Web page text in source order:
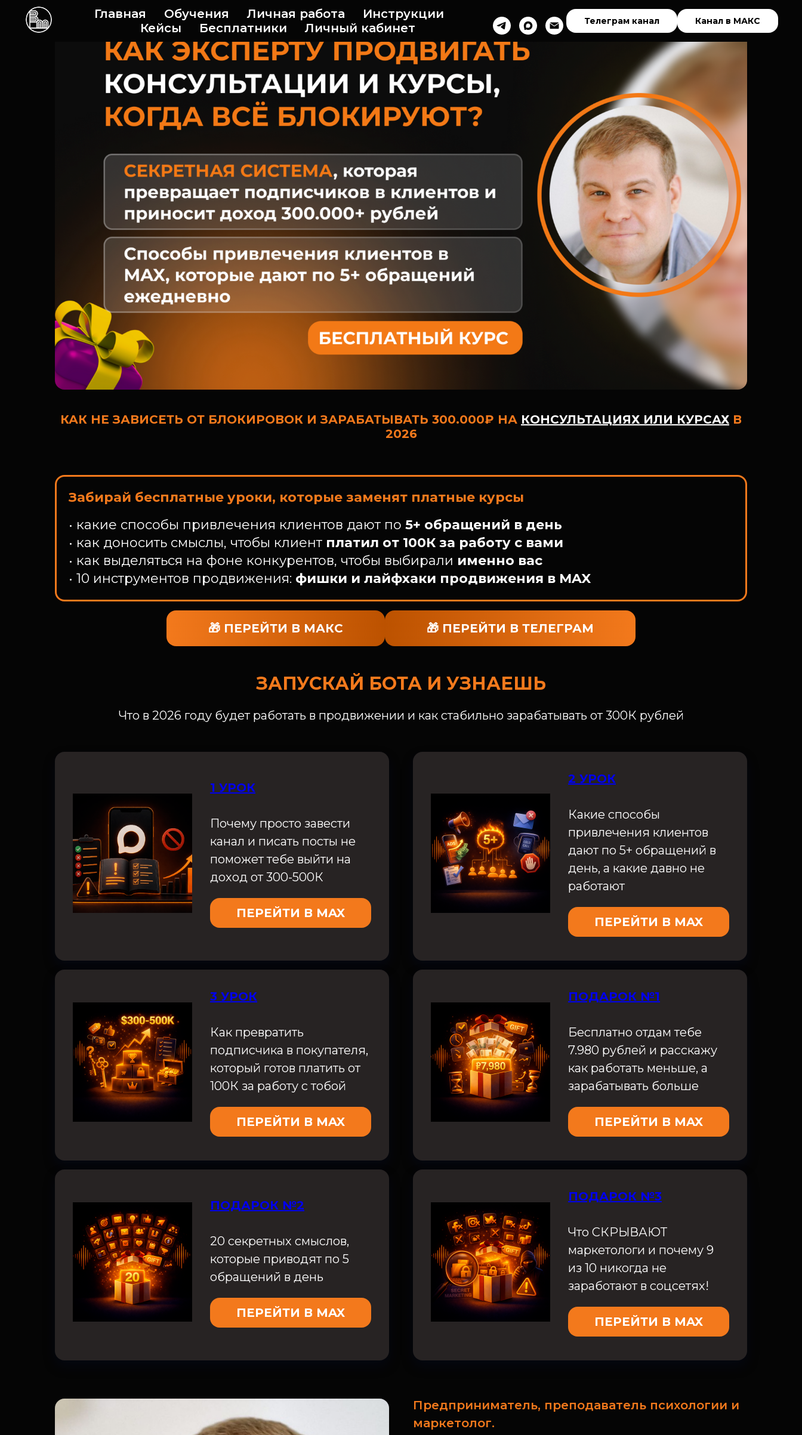
Главная Обучения Личная работа
Инструкции
Кейсы
Бесплатники Личный кабинет
Телеграм канал Канал в МАКС
КАК НЕ ЗАВИСЕТЬ ОТ БЛОКИРОВОК И ЗАРАБАТЫВАТЬ 300.000₽ НА КОНСУЛЬТАЦИЯХ ИЛИ КУРСАХ В
2026
Забирай бесплатные уроки, которые заменят платные курсы
• какие способы привлечения клиентов дают по 5+ обращений в день
• как доносить смыслы, чтобы клиент платил от 100К за работу с вами
• как выделяться на фоне конкурентов, чтобы выбирали именно вас
• 10 инструментов продвижения: фишки и лайфхаки продвижения в MAX
🎁 ПЕРЕЙТИ В МАКС 🎁 ПЕРЕЙТИ В ТЕЛЕГРАМ
ЗАПУСКАЙ БОТА И УЗНАЕШЬ
Что в 2026 году будет работать в продвижении и как стабильно зарабатывать от 300К рублей
1 УРОК
Почему просто завести
канал и писать посты не
поможет тебе выйти на
доход от 300-500К
ПЕРЕЙТИ В MAX
2 УРОК
Какие способы
привлечения клиентов
дают по 5+ обращений в
день, а какие давно не
работают
ПЕРЕЙТИ В MAX
3 УРОК
Как превратить
подписчика в покупателя,
который готов платить от
100К за работу с тобой
ПЕРЕЙТИ В MAX
ПОДАРОК №1
Бесплатно отдам тебе
7.980 рублей и расскажу
как работать меньше, а
зарабатывать больше
ПЕРЕЙТИ В MAX
ПОДАРОК №2
20 секретных смыслов,
которые приводят по 5
обращений в день
ПЕРЕЙТИ В MAX
ПОДАРОК №3
Что СКРЫВАЮТ
маркетологи и почему 9
из 10 никогда не
заработают в соцсетях!
ПЕРЕЙТИ В MAX
Предприниматель, преподаватель психологии и
маркетолог.